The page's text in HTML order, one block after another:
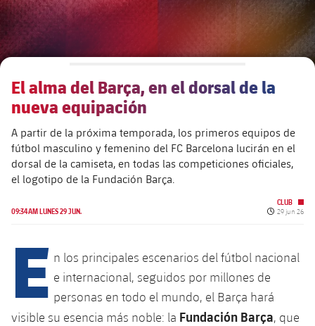
El alma del Barça, en el dorsal de la
nueva equipación
A partir de la próxima temporada, los primeros equipos de
fútbol masculino y femenino del FC Barcelona lucirán en el
dorsal de la camiseta, en todas las competiciones oficiales,
el logotipo de la Fundación Barça.
09:34AM LUNES 29 JUN.
CLUB
Fecha de
29 jun 26
E n los principales escenarios del fútbol nacional
e internacional, seguidos por millones de
personas en todo el mundo, el Barça hará
visible su esencia más noble: la Fundación Barça, que